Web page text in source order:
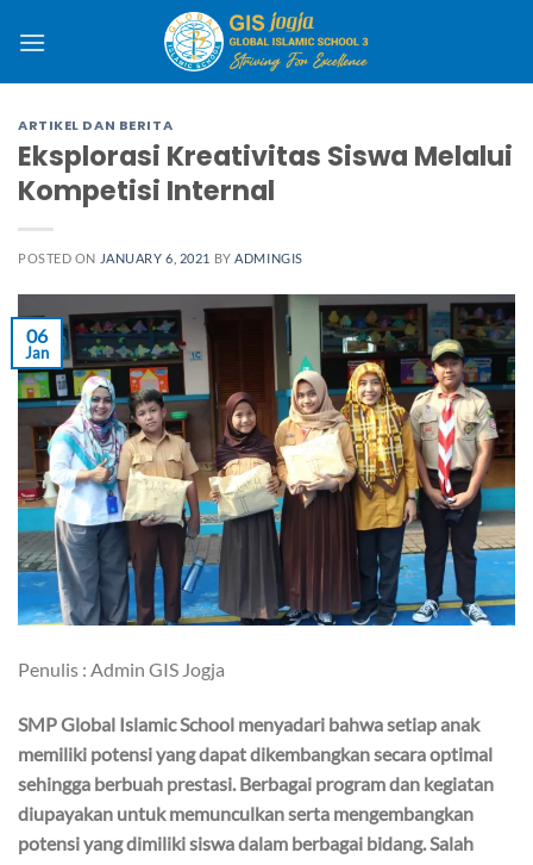
ARTIKEL DAN BERITA
Eksplorasi Kreativitas Siswa Melalui
Kompetisi Internal
POSTED ON JANUARY 6, 2021 BY ADMINGIS
06
Jan
Penulis : Admin GIS Jogja
SMP Global Islamic School menyadari bahwa setiap anak
memiliki potensi yang dapat dikembangkan secara optimal
sehingga berbuah prestasi. Berbagai program dan kegiatan
diupayakan untuk memunculkan serta mengembangkan
potensi yang dimiliki siswa dalam berbagai bidang. Salah